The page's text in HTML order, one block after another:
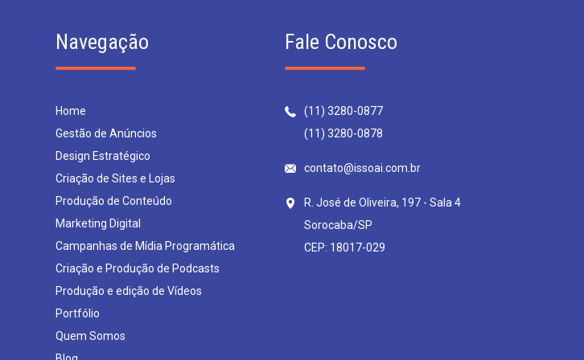
Navegação
Home
Gestão de Anúncios
Design Estratégico
Criação de Sites e Lojas
Produção de Conteúdo
Marketing Digital
Campanhas de Mídia Programática
Criação e Produção de Podcasts
Produção e edição de Vídeos
Portfólio
Quem Somos
Fale Conosco
(11) 3280-0877
(11) 3280-0878
contato@issoai.com.br
R. José de Oliveira, 197 - Sala 4
Sorocaba/SP
CEP: 18017-029